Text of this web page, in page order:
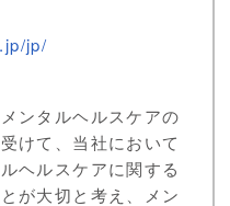
jp/
ンタルヘルスケアの
けて、当社において
ヘルスケアに関する
が大切と考え、メン